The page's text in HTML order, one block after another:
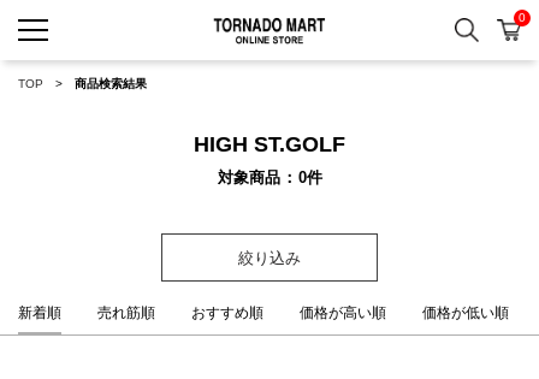
検索 カ
0
TOP 商品検索結果
HIGH ST.GOLF
対象商品 0件
絞り込み
新着順 売れ筋順 おすすめ順 価格が高い順 価格が低い順